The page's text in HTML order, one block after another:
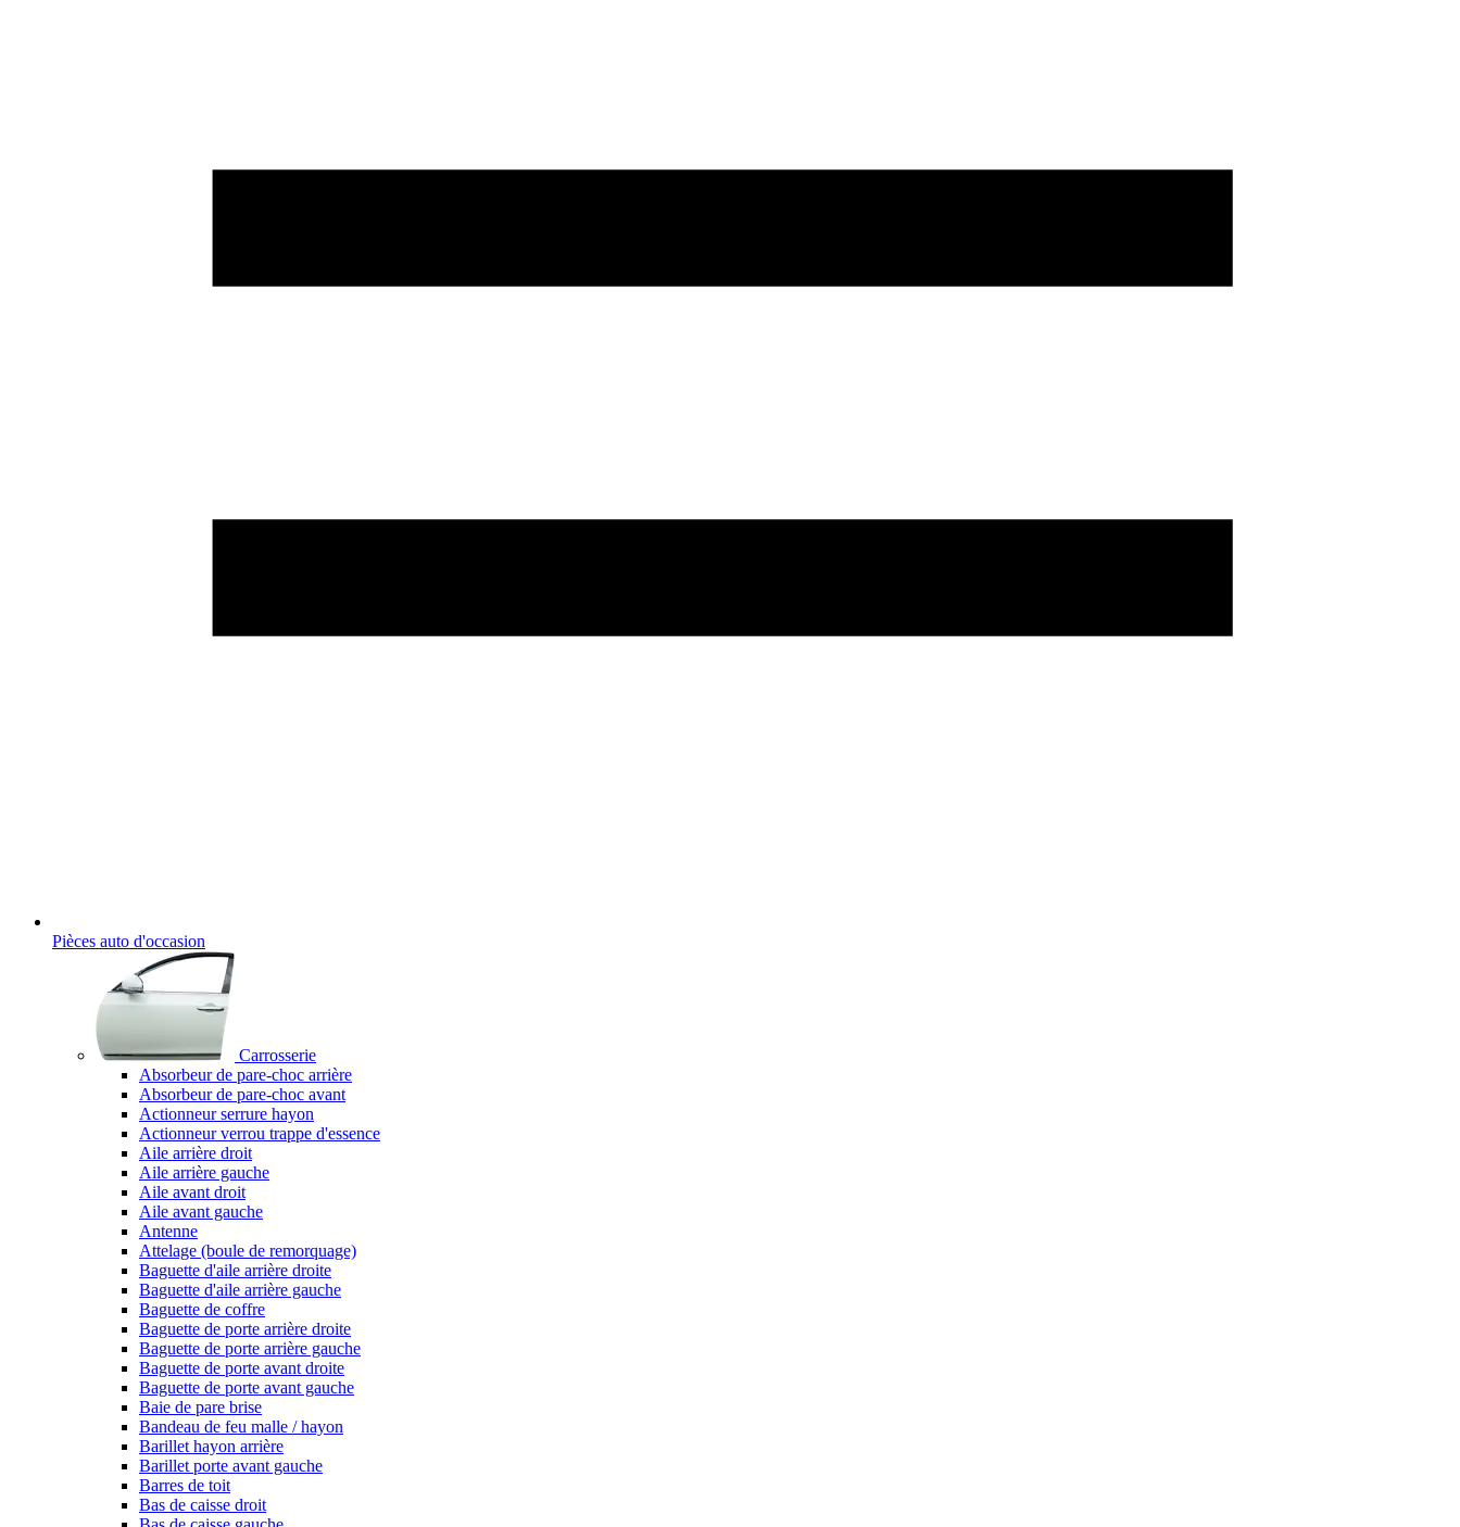
Pièces auto d'occasion
Carrosserie
Absorbeur de pare-choc arrière
Absorbeur de pare-choc avant
Actionneur serrure hayon
Actionneur verrou trappe d'essence
Aile arrière droit
Aile arrière gauche
Aile avant droit
Aile avant gauche
Antenne
Attelage (boule de remorquage)
Baguette d'aile arrière droite
Baguette d'aile arrière gauche
Baguette de coffre
Baguette de porte arrière droite
Baguette de porte arrière gauche
Baguette de porte avant droite
Baguette de porte avant gauche
Baie de pare brise
Bandeau de feu malle / hayon
Barillet hayon arrière
Barillet porte avant gauche
Barres de toit
Bas de caisse droit